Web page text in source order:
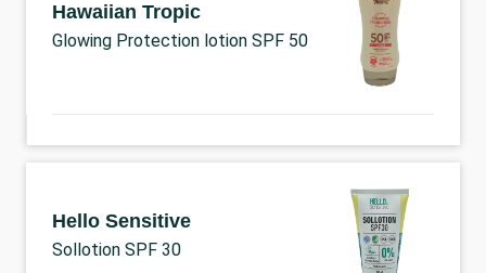
Hawaiian Tropic
Glowing Protection lotion SPF 50
Hello Sensitive
Sollotion SPF 30